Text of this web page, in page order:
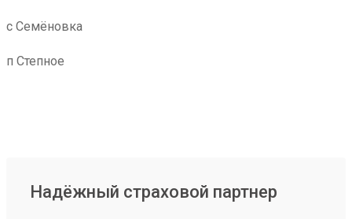
с Семёновка
п Степное
Надёжный страховой партнер